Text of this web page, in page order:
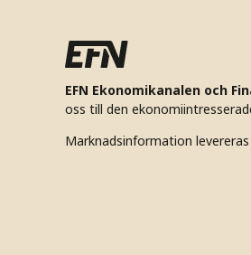
EFN Ekonomikanalen och
oss till den
Marknadsinformation